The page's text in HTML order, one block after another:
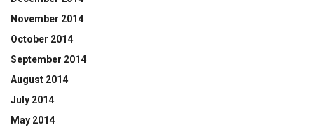
November 2014
October 2014
September 2014
August 2014
July 2014
May 2014